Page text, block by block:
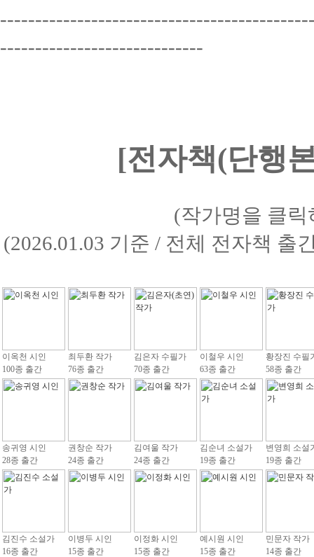
-----------------------------
[전자책(단행
(작가명을 클
(2026.01.03 기준 / 전체 전자책 출
이옥천 시인
100종 출간
최두환 작가
76종 출간
김은자 수필가
70종 출간
이철우 시인
63종 출간
황장진 수필
58종 출간
송귀영 시인
28종 출간
권창순 작가
24종 출간
김여울 작가
24종 출간
김순녀 소설가
19종 출간
변영희 소설
19종 출간
김진수 소설가
16종 출간
이병두 시인
15종 출간
이정화 시인
15종 출간
예시원 시인
15종 출간
민문자 작가
14종 출간